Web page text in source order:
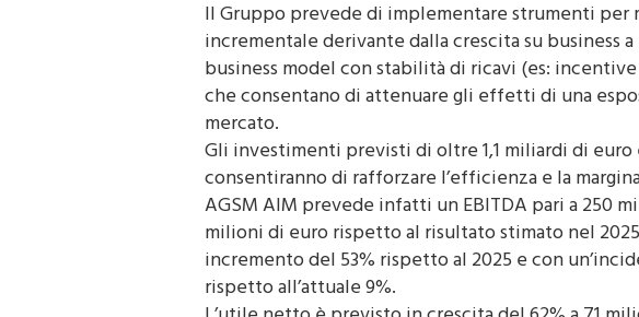
Il Gruppo prevede di implementare strumenti per
incrementale derivante dalla crescita su business
business model con stabilità di ricavi (es:
che consentano di attenuare gli effetti di una
mercato.
Gli investimenti previsti di oltre 1,1 miliardi di
consentiranno di rafforzare l’efficienza e la
AGSM AIM prevede infatti un EBITDA pari a 250
milioni di euro rispetto al risultato stimato nel
incremento del 53% rispetto al 2025 e con
rispetto all’attuale 9%.